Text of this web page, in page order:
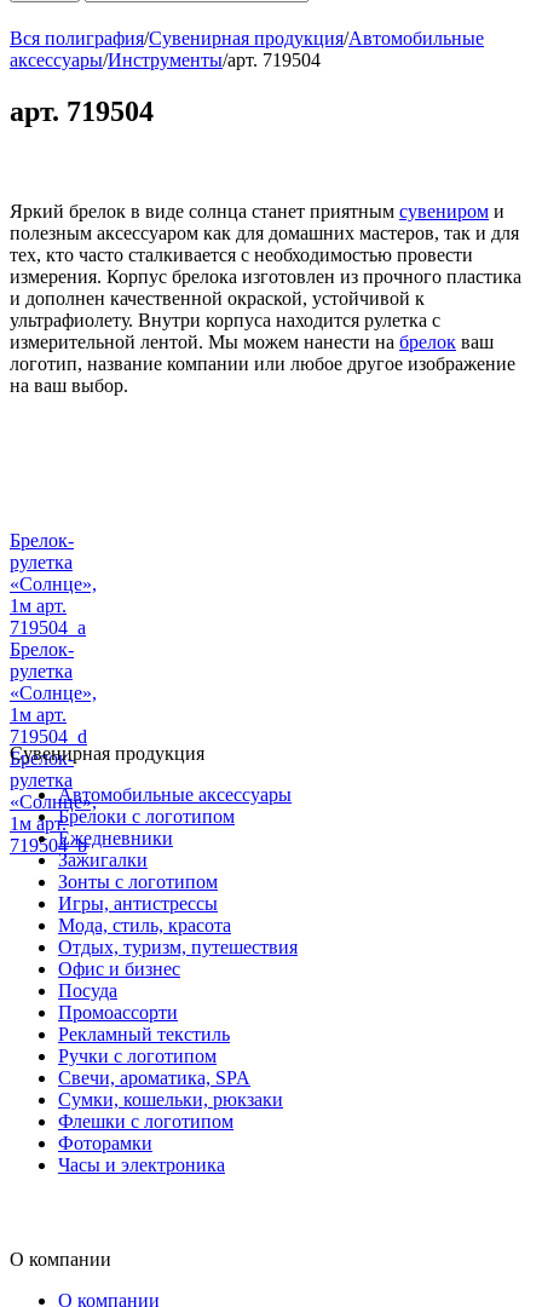
Вся полиграфия/Сувенирная продукция/Автомобильные
аксессуары/Инструменты/арт. 719504
арт. 719504
Яркий брелок в виде солнца станет приятным сувениром и
полезным аксессуаром как для домашних мастеров, так и для
тех, кто часто сталкивается с необходимостью провести
измерения. Корпус брелока изготовлен из прочного пластика
и дополнен качественной окраской, устойчивой к
ультрафиолету. Внутри корпуса находится рулетка с
измерительной лентой. Мы можем нанести на брелок ваш
логотип, название компании или любое другое изображение
на ваш выбор.
Брелок-
рулетка
«Солнце»,
1м арт.
719504_a
Брелок-
рулетка
«Солнце»,
1м арт.
719504_d
Брелок-
рулетка
«Солнце»,
1м арт.
719504_b
Сувенирная продукция
Автомобильные аксессуары
Брелоки с логотипом
Ежедневники
Зажигалки
Зонты с логотипом
Игры, антистрессы
Мода, стиль, красота
Отдых, туризм, путешествия
Офис и бизнес
Посуда
Промоассорти
Рекламный текстиль
Ручки с логотипом
Свечи, ароматика, SPA
Сумки, кошельки, рюкзаки
Флешки с логотипом
Фоторамки
Часы и электроника
О компании
О компании